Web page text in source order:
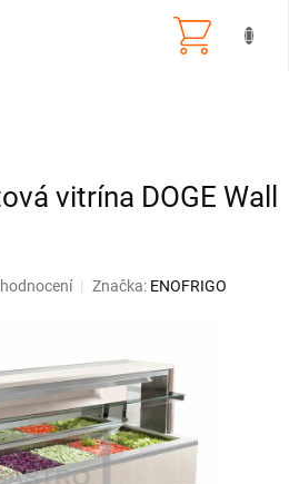
vitrína DOGE Wall
Značka: ENOFRIGO